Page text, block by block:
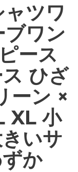
ツワ
ブワン
ース
ひざ
ーン ×
XL 小
いサ
か